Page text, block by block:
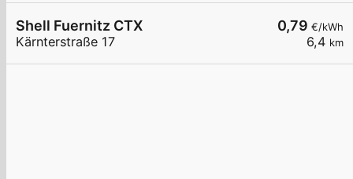
0,79 €/kWh
6,4 km
Shell Fuernitz CTX
Kärnterstraße 17